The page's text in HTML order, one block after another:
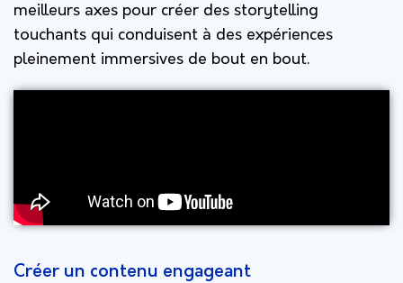
meilleurs axes pour créer des storytelling
touchants qui conduisent à des expériences
pleinement immersives de bout en bout.
Créer un contenu engageant